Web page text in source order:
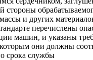
стороны
и других
перечислены
машин, и указаны
они должны
срока службы